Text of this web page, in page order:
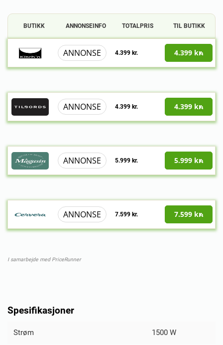
BUTIKK ANNONSEINFO TOTALPRIS TIL BUTIKK
ANNONSE 4.399 kr. 4.399 kr.
ANNONSE 4.399 kr. 4.399 kr.
ANNONSE 5.999 kr. 5.999 kr.
ANNONSE 7.599 kr. 7.599 kr.
I samarbejde med PriceRunner
Spesifikasjoner
Strøm 1500 W